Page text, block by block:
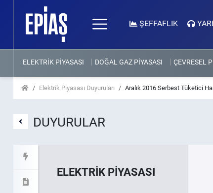
ŞEFFAFLIK
ELEKTRİK PİYASASI DOĞAL GAZ PİYASASI ÇEVRESEL
Elektrik Piyasası Duyuruları Aralık 2016 Serbest Tüketici
DUYURULAR
ELEKTRİK PİYASASI